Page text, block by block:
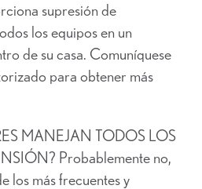
supresión de
los equipos en un
de su casa. Comuníquese
para obtener más
MANEJAN TODOS LOS
Probablemente no,
los más frecuentes y